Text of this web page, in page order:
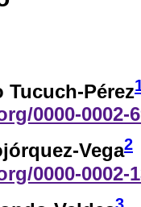
Tucuch-Pérez
0000-0002-
Vega2
0000-0002-